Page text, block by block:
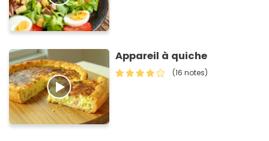
Appareil à quiche
(16 notes)